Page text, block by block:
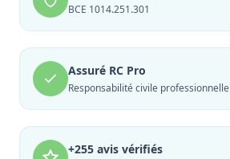
BCE 1014.251.301
Assuré RC Pro
Responsabilité civile professionnelle
+255 avis vérifiés